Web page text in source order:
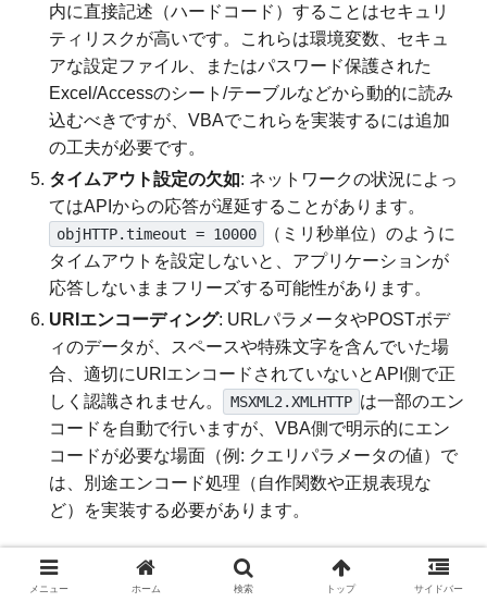
内に直接記述（ハードコード）することはセキュリ
ティリスクが高いです。これらは環境変数、セキュ
アな設定ファイル、またはパスワード保護された
Excel/Accessのシート/テーブルなどから動的に読み
込むべきですが、VBAでこれらを実装するには追加
の工夫が必要です。
タイムアウト設定の欠如: ネットワークの状況によっ
てはAPIからの応答が遅延することがあります。
objHTTP.timeout = 10000
（ミリ秒単位）のように
タイムアウトを設定しないと、アプリケーションが
応答しないままフリーズする可能性があります。
URIエンコーディング: URLパラメータやPOSTボデ
ィのデータが、スペースや特殊文字を含んでいた場
合、適切にURIエンコードされていないとAPI側で正
しく認識されません。
MSXML2.XMLHTTP は一部のエン
コードを自動で行いますが、VBA側で明示的にエン
コードが必要な場面（例: クエリパラメータの値）で
は、別途エンコード処理（自作関数や正規表現な
ど）を実装する必要があります。
まとめ
メニュー ホーム 検索 トップ サイドバー